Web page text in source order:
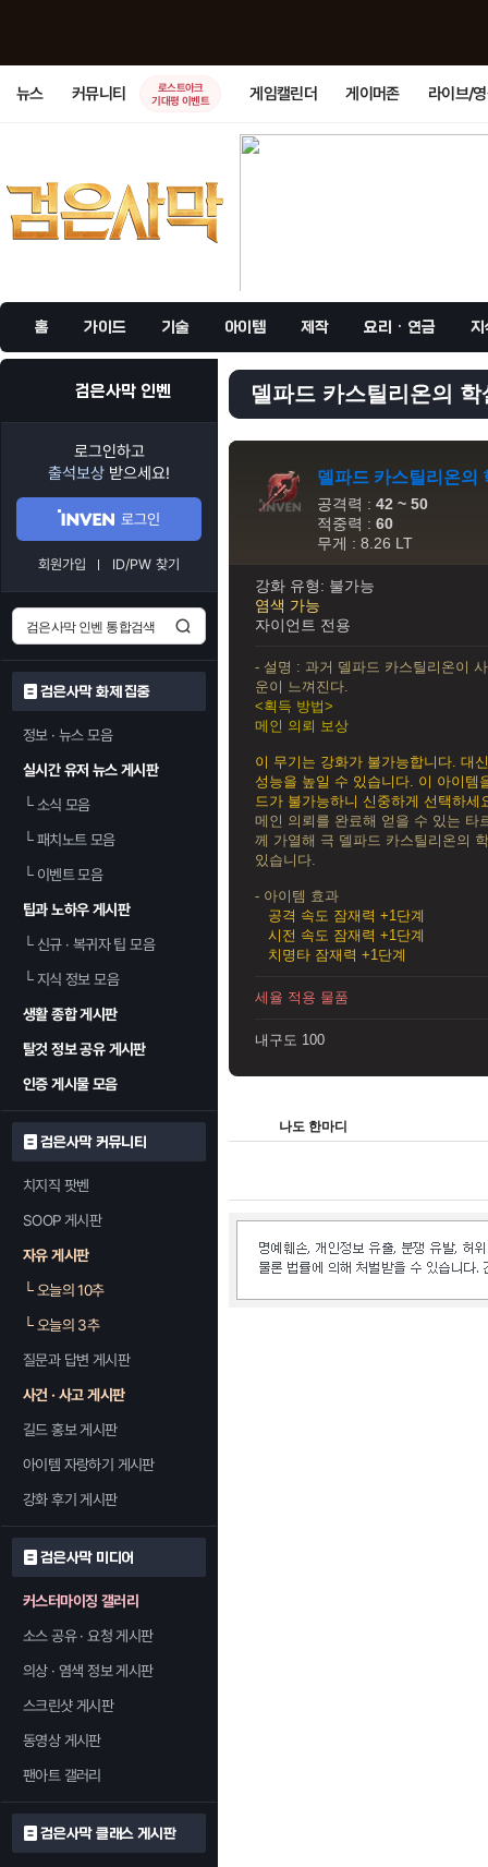
뉴스 커뮤니티
로스트아크
기대평 이벤트
게임캘린더 게이머존 라이브/
홈 가이드 기술 아이템 제작 요리 · 연금 지
검은사막 인벤
로그인하고
출석보상 받으세요!
로그인
회원가입 ID/PW 찾기
검은사막 화제 집중
정보 · 뉴스 모음
실시간 유저 뉴스 게시판
└소식 모음
└패치노트 모음
└이벤트 모음
팁과 노하우 게시판
└신규 · 복귀자 팁 모음
└지식 정보 모음
생활 종합 게시판
탈것 정보 공유 게시판
인증 게시물 모음
검은사막 커뮤니티
치지직 팟벤
SOOP 게시판
자유 게시판
└오늘의 10추
└오늘의 3추
질문과 답변 게시판
사건 · 사고 게시판
길드 홍보 게시판
아이템 자랑하기 게시판
강화 후기 게시판
검은사막 미디어
커스터마이징 갤러리
소스 공유 · 요청 게시판
의상 · 염색 정보 게시판
스크린샷 게시판
동영상 게시판
팬아트 갤러리
검은사막 클래스 게시판
델파드 카스틸리온의
델파드 카스틸리온의
공격력 : 42 ~ 50
적중력 : 60
무게 : 8.26 LT
강화 유형: 불가능
염색 가능
자이언트 전용
- 설명 : 과거 델파드 카스틸리온이
운이 느껴진다.
<획득 방법>
메인 의뢰 보상
이 무기는 강화가 불가능합니다. 대
성능을 높일 수 있습니다. 이 아이템
드가 불가능하니 신중하게 선택하세
메인 의뢰를 완료해 얻을 수 있는 타
께 가열해 극 델파드 카스틸리온의
있습니다.
- 아이템 효과
공격 속도 잠재력 +1단계
시전 속도 잠재력 +1단계
치명타 잠재력 +1단계
세율 적용 물품
내구도 100
나도 한마디